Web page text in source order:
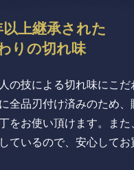
以上継承された
りの切れ味
の技による切れ味にこだ
全品刃付け済みのため
をお使い頂けます。ま
ているので、安心してお